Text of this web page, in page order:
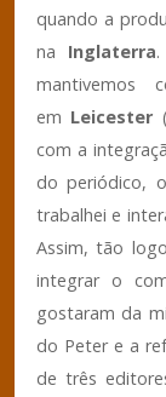
quando a
na Inglaterra
mantivemos
em Leicester (
com a
do periódico, o
trabalhei e
Assim, tão
integrar o
gostaram da
do Peter e a
de três